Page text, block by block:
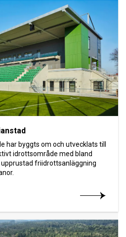
har byggts om och utvecklats till
idrottsområde med bland
friidrottsanläggning